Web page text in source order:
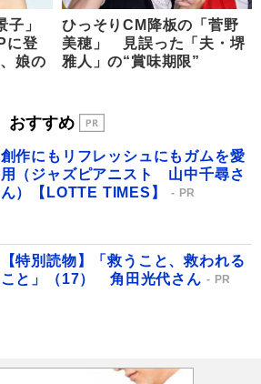
子」
に登
娘の
ひっそりCM降板の「菅野
美穂」 見誤った「夫・堺
雅人」の“賞味期限”
おすすめ
創作にもリフレッシュにもガムを愛
用（ジャズピアニスト 山中千尋さ
ん）【LOTTE TIMES】
PR
【特別読物】「救うこと、救われる
こと」（17） 角田光代さん
PR